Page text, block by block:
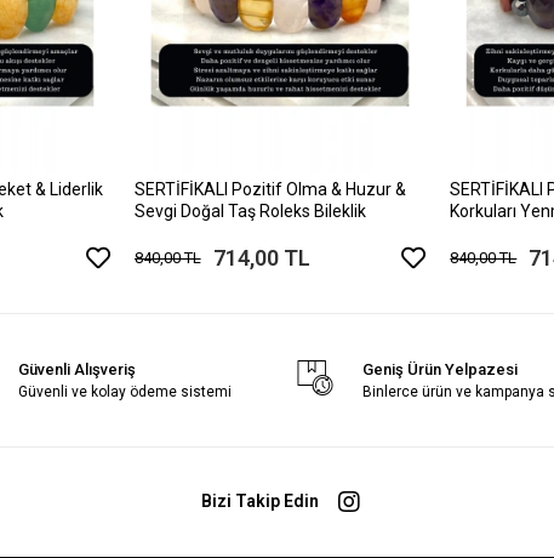
& Liderlik
SERTİFİKALI Pozitif Olma & Huzur &
Sevgi Doğal Taş Roleks Bileklik
840,00 TL 714,00 TL
SERTİFİKALI
Korkuları
840,00 TL
Güvenli Alışveriş
Güvenli ve kolay ödeme sistemi
Geniş Ürün Yelpazesi
Binlerce ürün ve kampanya
Bizi Takip Edin